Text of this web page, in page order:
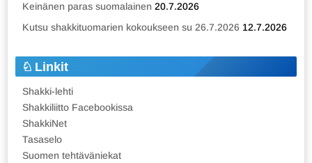
Keinänen paras suomalainen 20.7.2026
Kutsu shakkituomarien kokoukseen su 26.7.2026 12.7.2026
Linkit
Shakki-lehti
Shakkiliitto Facebookissa
ShakkiNet
Tasaselo
Suomen tehtäväniekat